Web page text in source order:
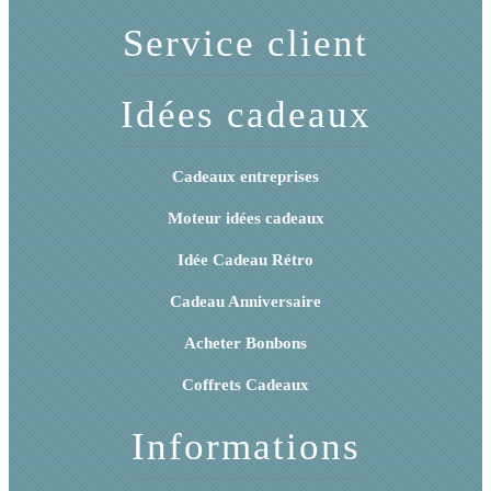
Service client
Idées cadeaux
Cadeaux entreprises
Moteur idées cadeaux
Idée Cadeau Rétro
Cadeau Anniversaire
Acheter Bonbons
Coffrets Cadeaux
Informations